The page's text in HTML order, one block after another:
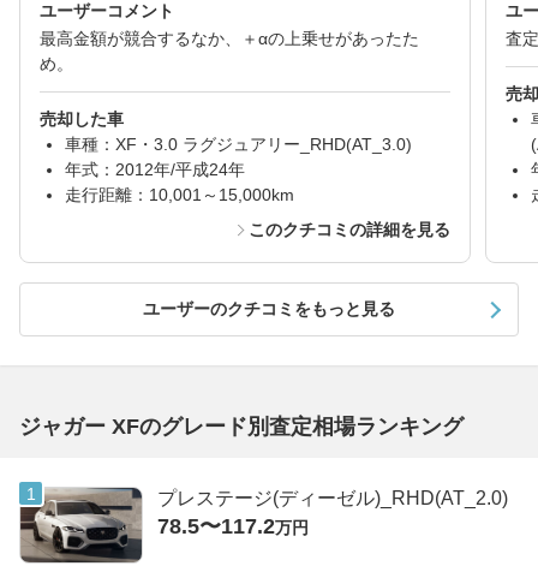
ユーザーコメント
最高金額が競合するなか、＋αの上乗せがあったた
め。
売却した車
車種：XF・3.0 ラグジュアリー_RHD(AT_3.0)
年式：2012年/平成24年
走行距離：10,001～15,000km
このクチコミの詳細を見る
ユ
査
売
ユーザーのクチコミをもっと見る
ジャガー XFのグレード別査定相場ランキング
プレステージ(ディーゼル)_RHD(AT_2.0)
78.5〜117.2万円